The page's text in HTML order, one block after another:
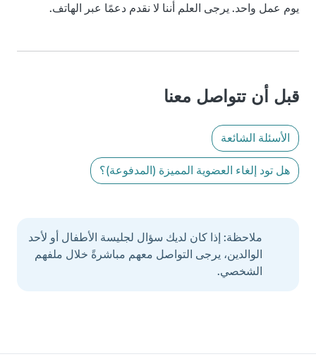
يوم عمل واحد. يرجى العلم أننا لا نقدم دعمًا عبر الهاتف.
قبل أن تتواصل معنا
الأسئلة الشائعة
هل تود إلغاء العضوية المميزة (المدفوعة)؟
ملاحظة: إذا كان لديك سؤال لجليسة الأطفال أو لأحد
الوالدين، يرجى التواصل معهم مباشرةً خلال ملفهم
الشخصي.